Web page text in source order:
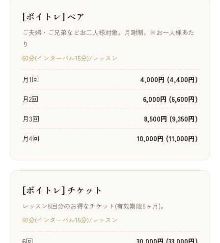
[ボイトレ] ペア
ご夫婦・ご兄弟などお二人様対象。月謝制。※お一人様あた
り
60分(インターバル15分)/レッスン
月1回
4,000円 (4,400円)
月2回
6,000円 (6,600円)
月3回
8,500円 (9,350円)
月4回
10,000円 (11,000円)
[ボイトレ] チケット
レッスン6回分のお得なチケット(有効期限6ヶ月)。
60分(インターバル15分)/レッスン
6回 30,000円 (33,000円)